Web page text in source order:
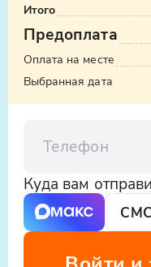
Итого
Предоплата
Оплата на месте
Выбранная дата
Куда вам
СМС